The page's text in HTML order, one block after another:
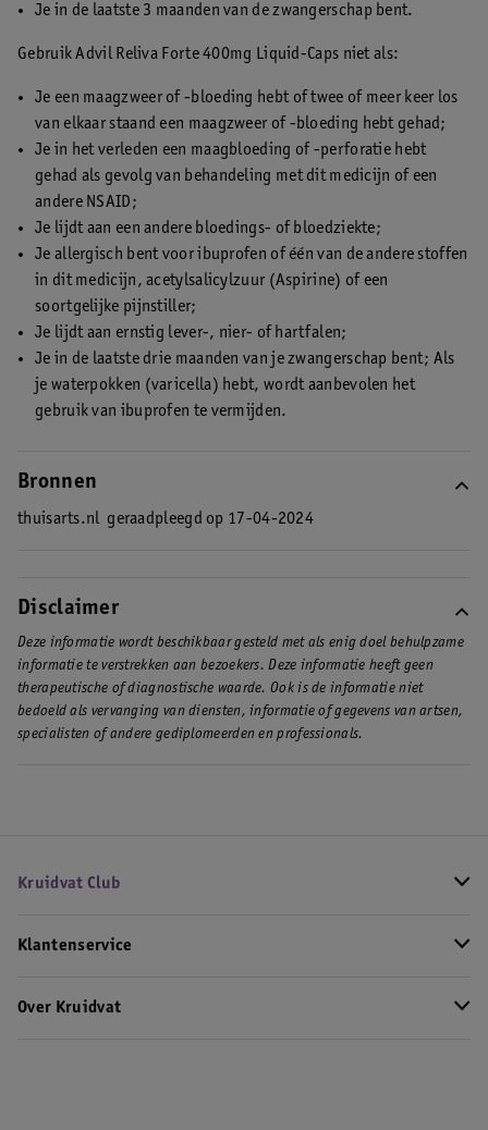
Je in de laatste 3 maanden van de zwangerschap bent.
Gebruik Advil Reliva Forte 400mg Liquid-Caps niet als:
Je een maagzweer of -bloeding hebt of twee of meer keer los
van elkaar staand een maagzweer of -bloeding hebt gehad;
Je in het verleden een maagbloeding of -perforatie hebt
gehad als gevolg van behandeling met dit medicijn of een
andere NSAID;
Je lijdt aan een andere bloedings- of bloedziekte;
Je allergisch bent voor ibuprofen of één van de andere stoffen
in dit medicijn, acetylsalicylzuur (Aspirine) of een
soortgelijke pijnstiller;
Je lijdt aan ernstig lever-, nier- of hartfalen;
Je in de laatste drie maanden van je zwangerschap bent; Als
je waterpokken (varicella) hebt, wordt aanbevolen het
gebruik van ibuprofen te vermijden.
Bronnen
thuisarts.nl geraadpleegd op 17-04-2024
Disclaimer
Deze informatie wordt beschikbaar gesteld met als enig doel behulpzame
informatie te verstrekken aan bezoekers. Deze informatie heeft geen
therapeutische of diagnostische waarde. Ook is de informatie niet
bedoeld als vervanging van diensten, informatie of gegevens van artsen,
specialisten of andere gediplomeerden en professionals.
Kruidvat Club
Klantenservice
Over Kruidvat